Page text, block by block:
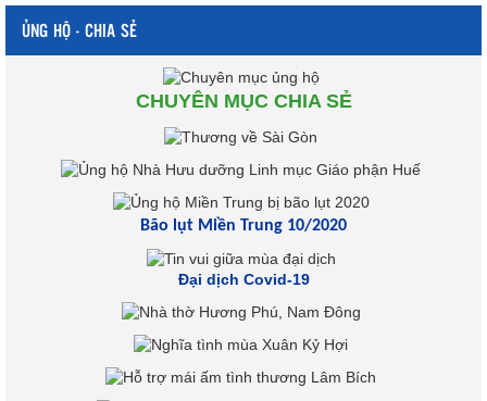
ỦNG HỘ - CHIA SẺ
CHUYÊN MỤC CHIA SẺ
Bão lụt Miền Trung 10/2020
Đại dịch Covid-19